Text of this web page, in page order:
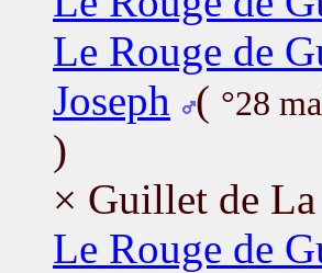
Le Rouge de
Joseph
( °28
)
× Guillet de
Le Rouge de